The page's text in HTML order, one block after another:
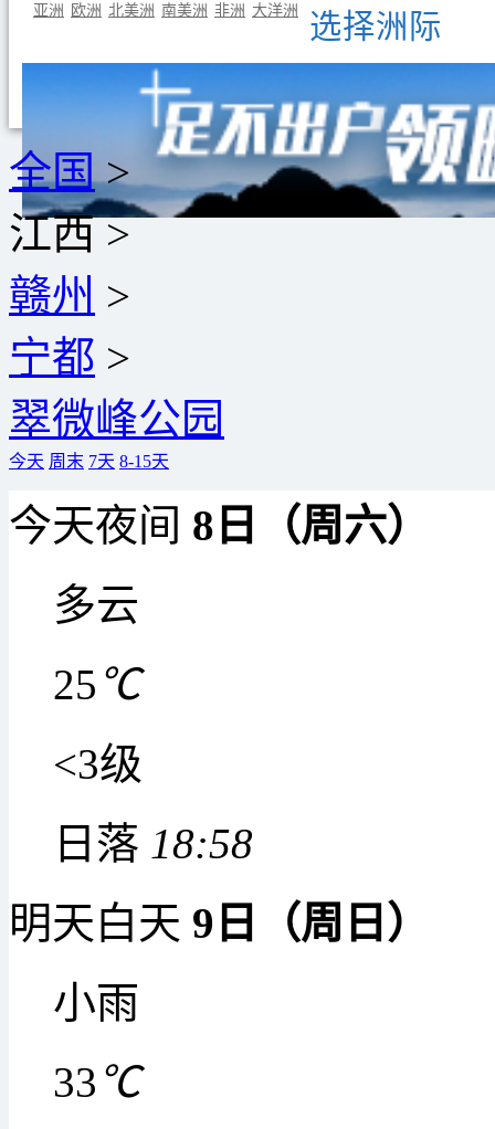
选择洲际
亚洲 欧洲 北美洲 南美洲 非洲 大洋洲
全国 >
江西 >
赣州 >
宁都 >
翠微峰公园
今天 周末 7天 8-15天
今天夜间 8日（周六）
多云
25 ℃
<3级
日落 18:58
明天白天 9日（周日）
小雨
33 ℃